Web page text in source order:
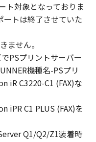
provided
such users shall
and
and
SOFTWARE
except as
herein, and
rent, lease,
third party the
ト対象となっておりま
ートは終了させていた
ません。
PSプリントサーバー
機種名-PSプリ
iR C3220-C1 (FAX)な
iPR C1 PLUS (FAX)を
Q1/Q2/Z1装着時